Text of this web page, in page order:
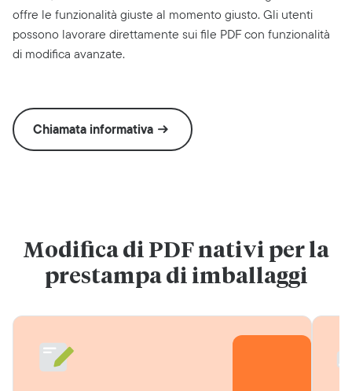
offre le funzionalità giuste al momento giusto. Gli utenti
possono lavorare direttamente sui file PDF con funzionalità
di modifica avanzate.
Chiamata informativa
Modifica di PDF nativi per la
prestampa di imballaggi